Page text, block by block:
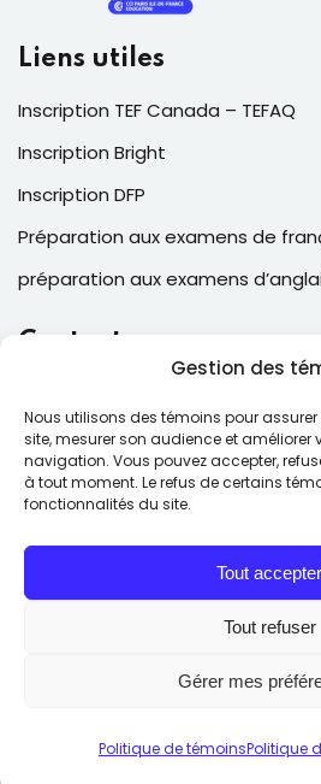
Gestion des
Nous utilisons des témoins pour
site, mesurer son audience et améliorer
navigation. Vous pouvez accepter,
à tout moment. Le refus de certains
fonctionnalités du site.
Tout accepter
Tout refuser
Gérer mes
Politique de témoinsPolitique
Liens utiles
Inscription TEF Canada – TEFAQ
Inscription Bright
Inscription DFP
Préparation aux examens de
préparation aux examens
Contacts
(514) 543-6025
contact@ecfcollege.com
Lun – Ven: 9:00 – 17:00
réservés.